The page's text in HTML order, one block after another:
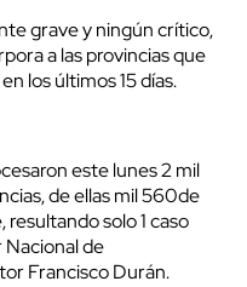
grave y ningún crítico,
a las provincias que
los últimos 15 días.
este lunes 2 mil
de ellas mil 560de
resultando solo 1 caso
de
Francisco Durán.